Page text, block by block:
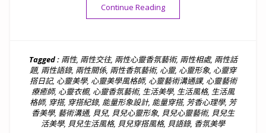
Continue Reading“💙公告｜貝兒老師線上課程
Tagged : 兩性, 兩性交往, 兩性心靈香氛藝術, 兩性相處, 兩性話
題, 兩性語錄, 兩性關係, 兩性香氛藝術, 心靈, 心靈形象, 心靈穿
搭日記, 心靈美學, 心靈美學風格師, 心靈藝術溝通課, 心靈藝術
療癒師, 心靈衣櫥, 心靈香氛藝術, 生活美學, 生活風格, 生活風
格師, 穿搭, 穿搭紀錄, 能量形象設計, 能量穿搭, 芳香心理學, 芳
香美學, 藝術溝通, 貝兒, 貝兒心靈形象, 貝兒心靈藝術, 貝兒生
活美學, 貝兒生活風格, 貝兒穿搭風格, 貝語錄, 香氛美學